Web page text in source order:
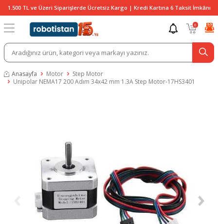
1.500 TL ve Üzeri Siparişlerde Ücretsiz Kargo | Kredi Kartına 6 Taksit İmkânı
0
Anasayfa Motor
Step Motor
Unipolar NEMA17 200 Adım 34x42 mm 1.3A Step Motor-17HS3401